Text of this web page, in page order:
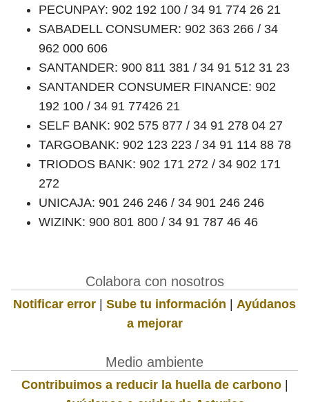
PECUNPAY: 902 192 100 / 34 91 774 26 21
SABADELL CONSUMER: 902 363 266 / 34
962 000 606
SANTANDER: 900 811 381 / 34 91 512 31 23
SANTANDER CONSUMER FINANCE: 902
192 100 / 34 91 77426 21
SELF BANK: 902 575 877 / 34 91 278 04 27
TARGOBANK: 902 123 223 / 34 91 114 88 78
TRIODOS BANK: 902 171 272 / 34 902 171
272
UNICAJA: 901 246 246 / 34 901 246 246
WIZINK: 900 801 800 / 34 91 787 46 46
Colabora con nosotros
Notificar error | Sube tu información | Ayúdanos
a mejorar
Medio ambiente
Contribuimos a reducir la huella de carbono|